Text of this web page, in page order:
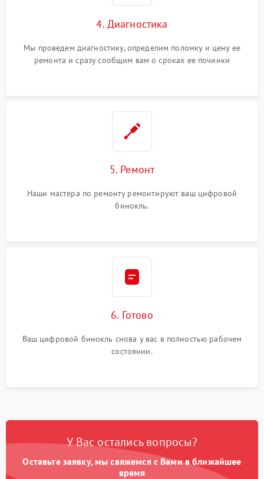
4. Диагностика
Мы проведем диагностику, определим поломку и цену ее
ремонта и сразу сообщим вам о сроках ее починки
5. Ремонт
Наши мастера по ремонту ремонтируют ваш цифровой
бинокль.
6. Готово
Ваш цифровой бинокль снова у вас в полностью рабочем
состоянии.
У Вас остались вопросы?
Оставьте заявку, мы свяжемся с Вами в ближайшее
время